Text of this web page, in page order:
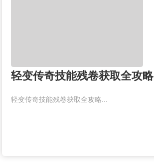
轻变传奇技能残卷获取全攻略
轻变传奇技能残卷获取全攻略...